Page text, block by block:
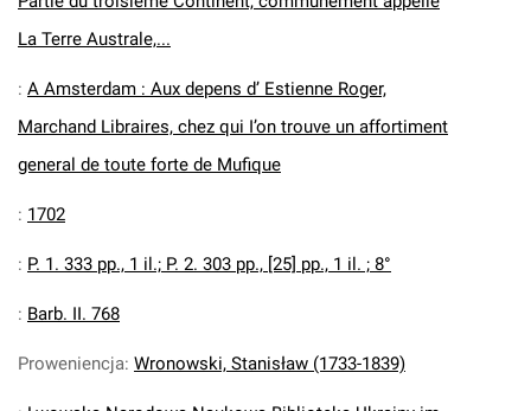
La Terre Australe,...
: A Amsterdam : Aux depens d’ Estienne Roger,
Marchand Libraires, chez qui I’on trouve un affortiment
general de toute forte de Mufique
: 1702
: P. 1. 333 pp., 1 il.; P. 2. 303 pp., [25] pp., 1 il. ; 8°
: Barb. II. 768
Proweniencja: Wronowski, Stanisław (1733-1839)